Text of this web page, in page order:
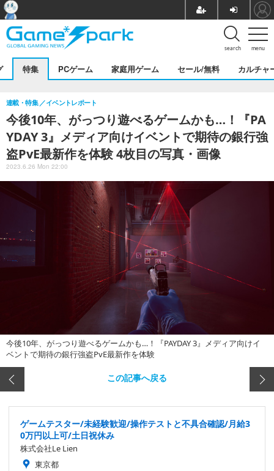
menu
search
特集 PCゲーム 家庭用ゲーム セール/無料 カルチャ
今後10年、がっつり遊べるゲームかも…！『PA
YDAY 3』メディア向けイベントで期待の銀行強
盗PvE最新作を体験 4枚目の写真・画像
連載・特集 イベントレポート
2023.6.26 Mon 22:00
今後10年、がっつり遊べるゲームかも…！『PAYDAY 3』メディア向けイ
ベントで期待の銀行強盗PvE最新作を体験
この記事へ戻る
ゲームテスター/未経験歓迎/操作テストと不具合確認/月給3
0万円以上可/土日祝休み
株式会社Le Lien
東京都